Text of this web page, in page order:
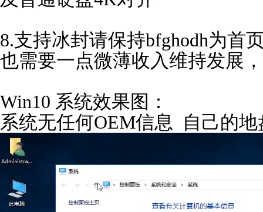
8.支持冰封请保持bfghodh为首
也需要一点微薄收入维持发展
Win10 系统效果图：
系统无任何OEM信息
自己的